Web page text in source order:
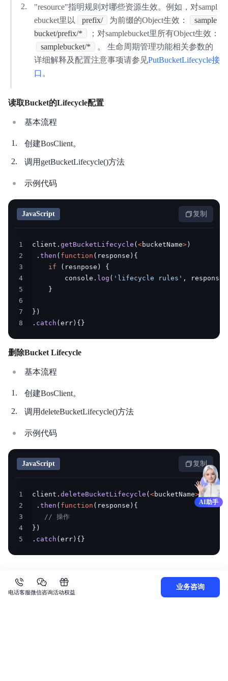
"resource"指明规则对哪些资源生效。例如，对sampl
ebucket里以
prefix/ 为前缀的Object生效：
sample
bucket/prefix/*
；对samplebucket里所有Object生效：
samplebucket/*
。 生命周期管理功能相关参数的
详细解释及配置注意事项请参见PutBucketLifecycle接
口 。
读取Bucket的Lifecycle配置
基本流程
创建BosClient。
调用getBucketLifecycle()方法
示例代码
JavaScript 复制
1 client . getBucketLifecycle (<bucketName>)
2
. then ( function ( response ) {
3
if ( resnpose )
{
4
        console
. log ( 'lifecycle rules' , response
5
}
6
7
} )
8
. catch (err) {}
删除Bucket Lifecycle
基本流程
创建BosClient。
调用deleteBucketLifecycle()方法
示例代码
JavaScript 复制
1 client . deleteBucketLifecycle (<bucketName>)
2
. then ( function ( response ) {
3
// 操作
4
} )
5
. catch (err) {}
AI助手
电话客服微信咨询活动权益
业务咨询